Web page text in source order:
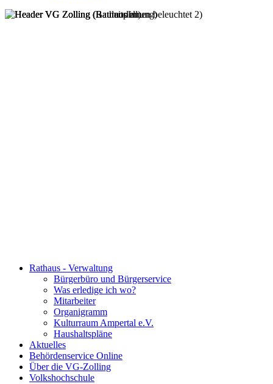
Rathaus - Verwaltung
Bürgerbüro und Bürgerservice
Was erledige ich wo?
Mitarbeiter
Organigramm
Kulturraum Ampertal e.V.
Haushaltspläne
Aktuelles
Behördenservice Online
Über die VG-Zolling
Volkshochschule